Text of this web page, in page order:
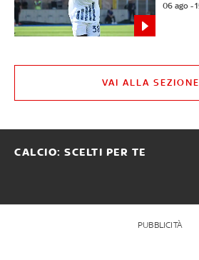
06 ago -
VAI ALLA SEZIONE
CALCIO: SCELTI PER TE
PUBBLICITÀ